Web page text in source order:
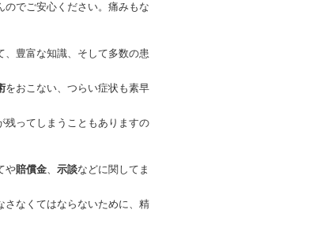
のでご安心ください。痛みもな
、豊富な知識、そして多数の患
をおこない、つらい症状も素早
残ってしまうこともありますの
や賠償金、 示談などに関してま
さなくてはならないために、精